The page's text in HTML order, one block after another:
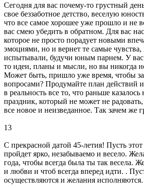
Сегодня для вас почему-то грустный
свое беззаботное детство, веселую
что все самое хорошее уже прошло и не
вас смею убедить в обратном. Для вас
которое не просто порадует новыми
эмоциями, но и вернет те самые
испытывали, будучи юным парнем. У вас
то идеи, планы и мысли, но вы никогда
Может быть, пришло уже время, чтобы
вопросами? Продумайте план действий
в реальность все то, что раньше
праздник, который не может не
все новое и неизведанное. Так зачем же
13
С прекрасной датой 45-летия! Пусть
пройдет ярко, незабываемо и весело.
года, чтобы всегда была ты так весела.
и любви и чтоб всегда вперед идти. .
осуществляются и желания исполняются.